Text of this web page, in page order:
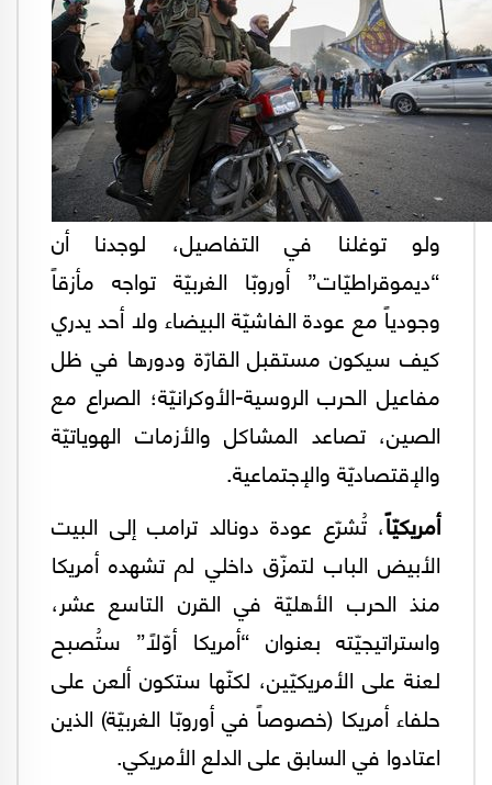
ولو توغلنا في التفاصيل، لوجدنا أن
“ديموقراطيّات” أوروبّا الغربيّة تواجه مأزقاً
وجودياً مع عودة الفاشيّة البيضاء ولا أحد يدري
كيف سيكون مستقبل القارّة ودورها في ظل
مفاعيل الحرب الروسية-الأوكرانيّة؛ الصراع مع
الصين، تصاعد المشاكل والأزمات الهوياتيّة
والإقتصاديّة والإجتماعية.
أمريكيّاً، تُشرّع عودة دونالد ترامب إلى البيت
الأبيض الباب لتمزّق داخلي لم تشهده أمريكا
منذ الحرب الأهليّة في القرن التاسع عشر،
واستراتيجيّته بعنوان “أمريكا أوّلاً” ستُصبح
لعنة على الأمريكيّين، لكنّها ستكون ألعن على
حلفاء أمريكا (خصوصاً في أوروبّا الغربيّة) الذين
اعتادوا في السابق على الدلع الأمريكي.